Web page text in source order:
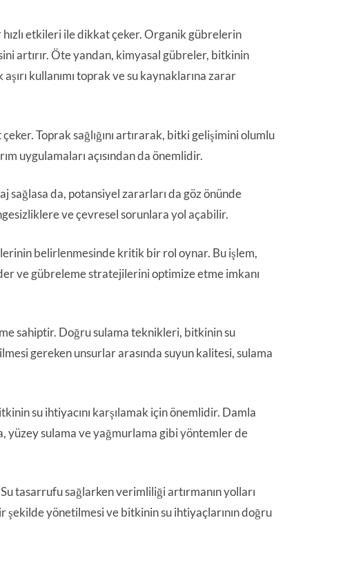
etkileri ile dikkat çeker. Organik gübrelerin
artırır. Öte yandan, kimyasal gübreler, bitkinin
kullanımı toprak ve su kaynaklarına zarar
Toprak sağlığını artırarak, bitki gelişimini olumlu
uygulamaları açısından da önemlidir.
sağlasa da, potansiyel zararları da göz önünde
ve çevresel sorunlara yol açabilir.
belirlenmesinde kritik bir rol oynar. Bu işlem,
ve gübreleme stratejilerini optimize etme imkanı
sahiptir. Doğru sulama teknikleri, bitkinin su
gereken unsurlar arasında suyun kalitesi, sulama
su ihtiyacını karşılamak için önemlidir. Damla
yüzey sulama ve yağmurlama gibi yöntemler de
tasarrufu sağlarken verimliliği artırmanın yolları
şekilde yönetilmesi ve bitkinin su ihtiyaçlarının doğru